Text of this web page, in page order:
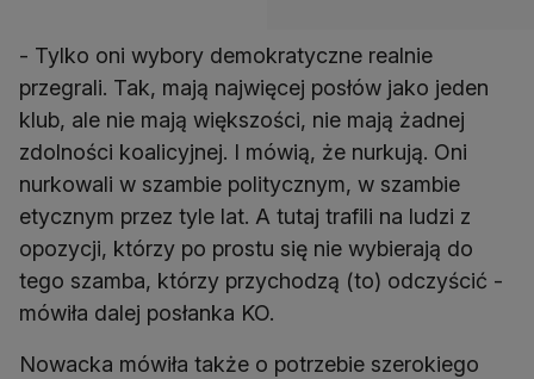
- Tylko oni wybory demokratyczne realnie
przegrali. Tak, mają najwięcej posłów jako jeden
klub, ale nie mają większości, nie mają żadnej
zdolności koalicyjnej. I mówią, że nurkują. Oni
nurkowali w szambie politycznym, w szambie
etycznym przez tyle lat. A tutaj trafili na ludzi z
opozycji, którzy po prostu się nie wybierają do
tego szamba, którzy przychodzą (to) odczyścić -
mówiła dalej posłanka KO.
Nowacka mówiła także o potrzebie szerokiego